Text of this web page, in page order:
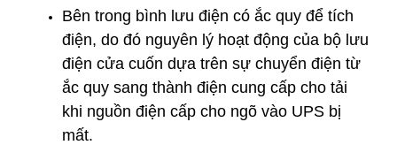
Bên trong bình lưu điện có ắc quy để tích
điện, do đó nguyên lý hoạt động của bộ lưu
điện cửa cuốn dựa trên sự chuyển điện từ
ắc quy sang thành điện cung cấp cho tải
khi nguồn điện cấp cho ngõ vào UPS bị
mất.